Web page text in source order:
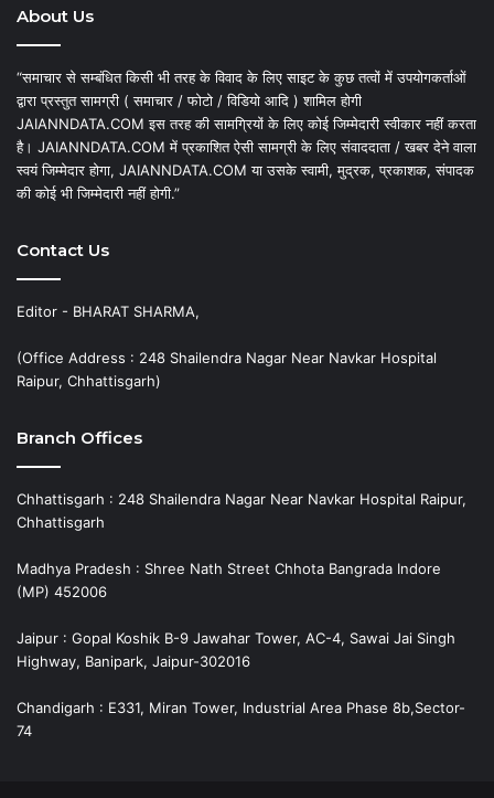
About Us
“समाचार से सम्बंधित किसी भी तरह के विवाद के लिए साइट के कुछ तत्वों में उपयोगकर्ताओं
द्वारा प्रस्तुत सामग्री ( समाचार / फोटो / विडियो आदि ) शामिल होगी
JAIANNDATA.COM इस तरह की सामग्रियों के लिए कोई जिम्मेदारी स्वीकार नहीं करता
है। JAIANNDATA.COM में प्रकाशित ऐसी सामग्री के लिए संवाददाता / खबर देने वाला
स्वयं जिम्मेदार होगा, JAIANNDATA.COM या उसके स्वामी, मुद्रक, प्रकाशक, संपादक
की कोई भी जिम्मेदारी नहीं होगी.”
Contact Us
Editor - BHARAT SHARMA,
(Office Address : 248 Shailendra Nagar Near Navkar Hospital
Raipur, Chhattisgarh)
Branch Offices
Chhattisgarh : 248 Shailendra Nagar Near Navkar Hospital Raipur,
Chhattisgarh
Madhya Pradesh : Shree Nath Street Chhota Bangrada Indore
(MP) 452006
Jaipur : Gopal Koshik B-9 Jawahar Tower, AC-4, Sawai Jai Singh
Highway, Banipark, Jaipur-302016
Chandigarh : E331, Miran Tower, Industrial Area Phase 8b,Sector-
74